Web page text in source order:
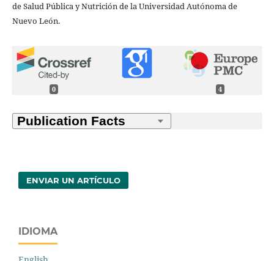
de Salud Pública y Nutrición de la Universidad Autónoma de
Nuevo León.
0 4
ENVIAR UN ARTÍCULO
IDIOMA